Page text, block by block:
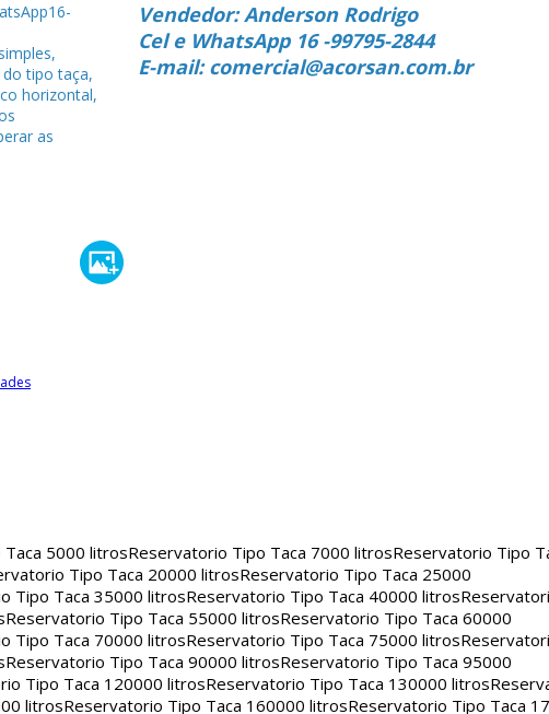
tipo taça,
horizontal,
as
Vendedor: Anderson Rodrigo
Cel e WhatsApp 16 -99795-2844
E-mail: comercial@acorsan.com.br
5000 litrosReservatorio Tipo Taca 7000 litrosReservatorio Tipo
Tipo Taca 20000 litrosReservatorio Tipo Taca 25000
Tipo Taca 35000 litrosReservatorio Tipo Taca 40000 litros
Reservatorio Tipo Taca 55000 litrosReservatorio Tipo Taca 60000
Tipo Taca 70000 litrosReservatorio Tipo Taca 75000 litros
Reservatorio Tipo Taca 90000 litrosReservatorio Tipo Taca 95000
Tipo Taca 120000 litrosReservatorio Tipo Taca 130000 litros
litrosReservatorio Tipo Taca 160000 litrosReservatorio Tipo Taca